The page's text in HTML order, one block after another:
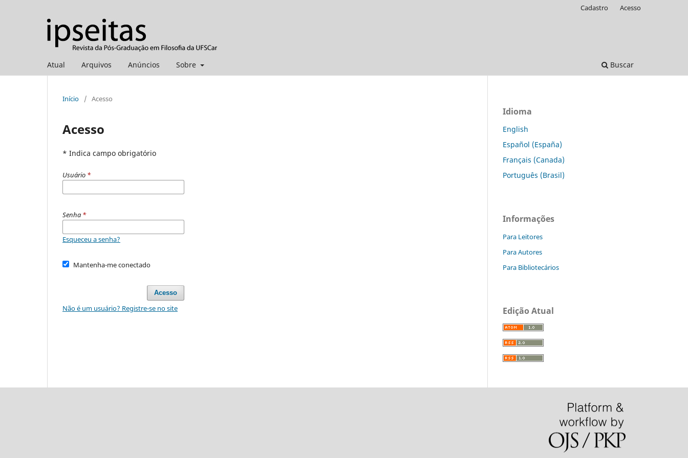
Atual Arquivos Anúncios Sobre Buscar
Cadastro Acesso
Início / Acesso
Acesso
* Indica campo obrigatório
Usuário *
Senha *
Esqueceu a senha?
Mantenha-me conectado
Acesso
Não é um usuário? Registre-se no site
Idioma
English
Español (España)
Français (Canada)
Português (Brasil)
Informações
Para Leitores
Para Autores
Para Bibliotecários
Edição Atual